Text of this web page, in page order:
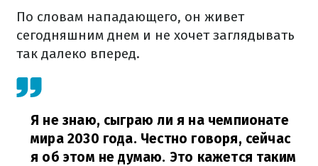
По словам нападающего, он живет
сегодняшним днем и не хочет заглядывать
так далеко вперед.
Я не знаю, сыграю ли я на чемпионате
мира 2030 года. Честно говоря, сейчас
я об этом не думаю. Это кажется таким